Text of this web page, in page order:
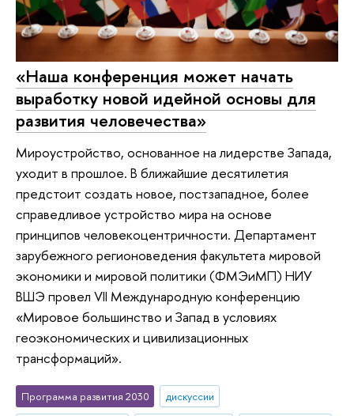
«Наша конференция может начать
выработку новой идейной основы для
развития человечества»
Мироустройство, основанное на лидерстве Запада,
уходит в прошлое. В ближайшие десятилетия
предстоит создать новое, постзападное, более
справедливое устройство мира на основе
принципов человекоцентричности. Департамент
зарубежного регионоведения факультета мировой
экономики и мировой политики (ФМЭиМП) НИУ
ВШЭ провел VII Международную конференцию
«Мировое большинство и Запад в условиях
геоэкономических и цивилизационных
трансформаций».
Программа развития 2030 дискуссии